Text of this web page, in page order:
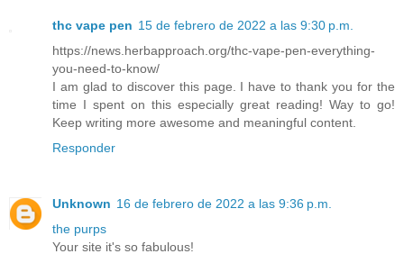
thc vape pen 15 de febrero de 2022 a las 9:30 p.m.
https://news.herbapproach.org/thc-vape-pen-everything-
you-need-to-know/
I am glad to discover this page. I have to thank you for the
time I spent on this especially great reading! Way to go!
Keep writing more awesome and meaningful content.
Responder
Unknown 16 de febrero de 2022 a las 9:36 p.m.
the purps
Your site it's so fabulous!